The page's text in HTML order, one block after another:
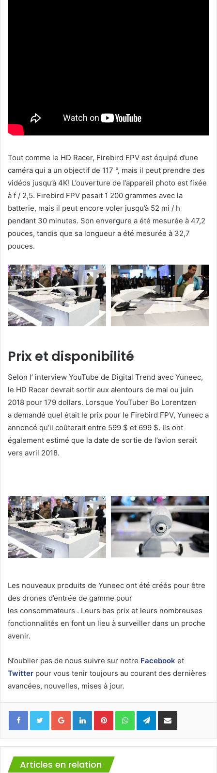
Tout comme le HD Racer, Firebird FPV est équipé d’une
caméra qui a un objectif de 117 °, mais il peut prendre des
vidéos jusqu’à 4K! L’ouverture de l’appareil photo est fixée
à f / 2,5. Firebird FPV pesait 1 200 grammes avec la
batterie, mais il peut encore voler jusqu’à 52 mi / h
pendant 30 minutes. Son envergure a été mesurée à 47,2
pouces, tandis que sa longueur a été mesurée à 32,7
pouces.
Prix ​​et disponibilité
Selon l’ interview YouTube de Digital Trend avec Yuneec,
le HD Racer devrait sortir aux alentours de mai ou juin
2018 pour 179 dollars. Lorsque YouTuber Bo Lorentzen
a demandé quel était le prix pour le Firebird FPV, Yuneec a
annoncé qu’il coûterait entre 599 $ et 699 $. Ils ont
également estimé que la date de sortie de l’avion serait
vers avril 2018.
Les nouveaux produits de Yuneec ont été créés pour être
des drones d’entrée de gamme pour
les consommateurs . Leurs bas prix et leurs nombreuses
fonctionnalités en font un lieu à surveiller dans un proche
avenir.
N’oublier pas de nous suivre sur notre Facebook et
Twitter pour vous tenir toujours au courant des dernières
avancées, nouvelles, mises à jour.
FacebookTwitterGoogle+LinkedinPinterestWhatsAppTelegramPartager via mail
Articles en relation